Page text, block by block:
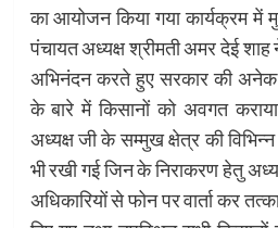
का आयोजन किया गया कार्यक्रम
पंचायत अध्यक्ष श्रीमती अमर देई
अभिनंदन करते हुए सरकार की
के बारे में किसानों को अवगत कराया
अध्यक्ष जी के सम्मुख क्षेत्र की
भी रखी गई जिन के निराकरण हेतु
अधिकारियों से फोन पर वार्ता कर